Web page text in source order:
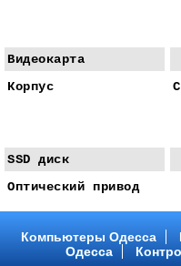
Видеокарта
Корпус
SSD диск
Оптический привод
Компьютеры Одесса
Одесса